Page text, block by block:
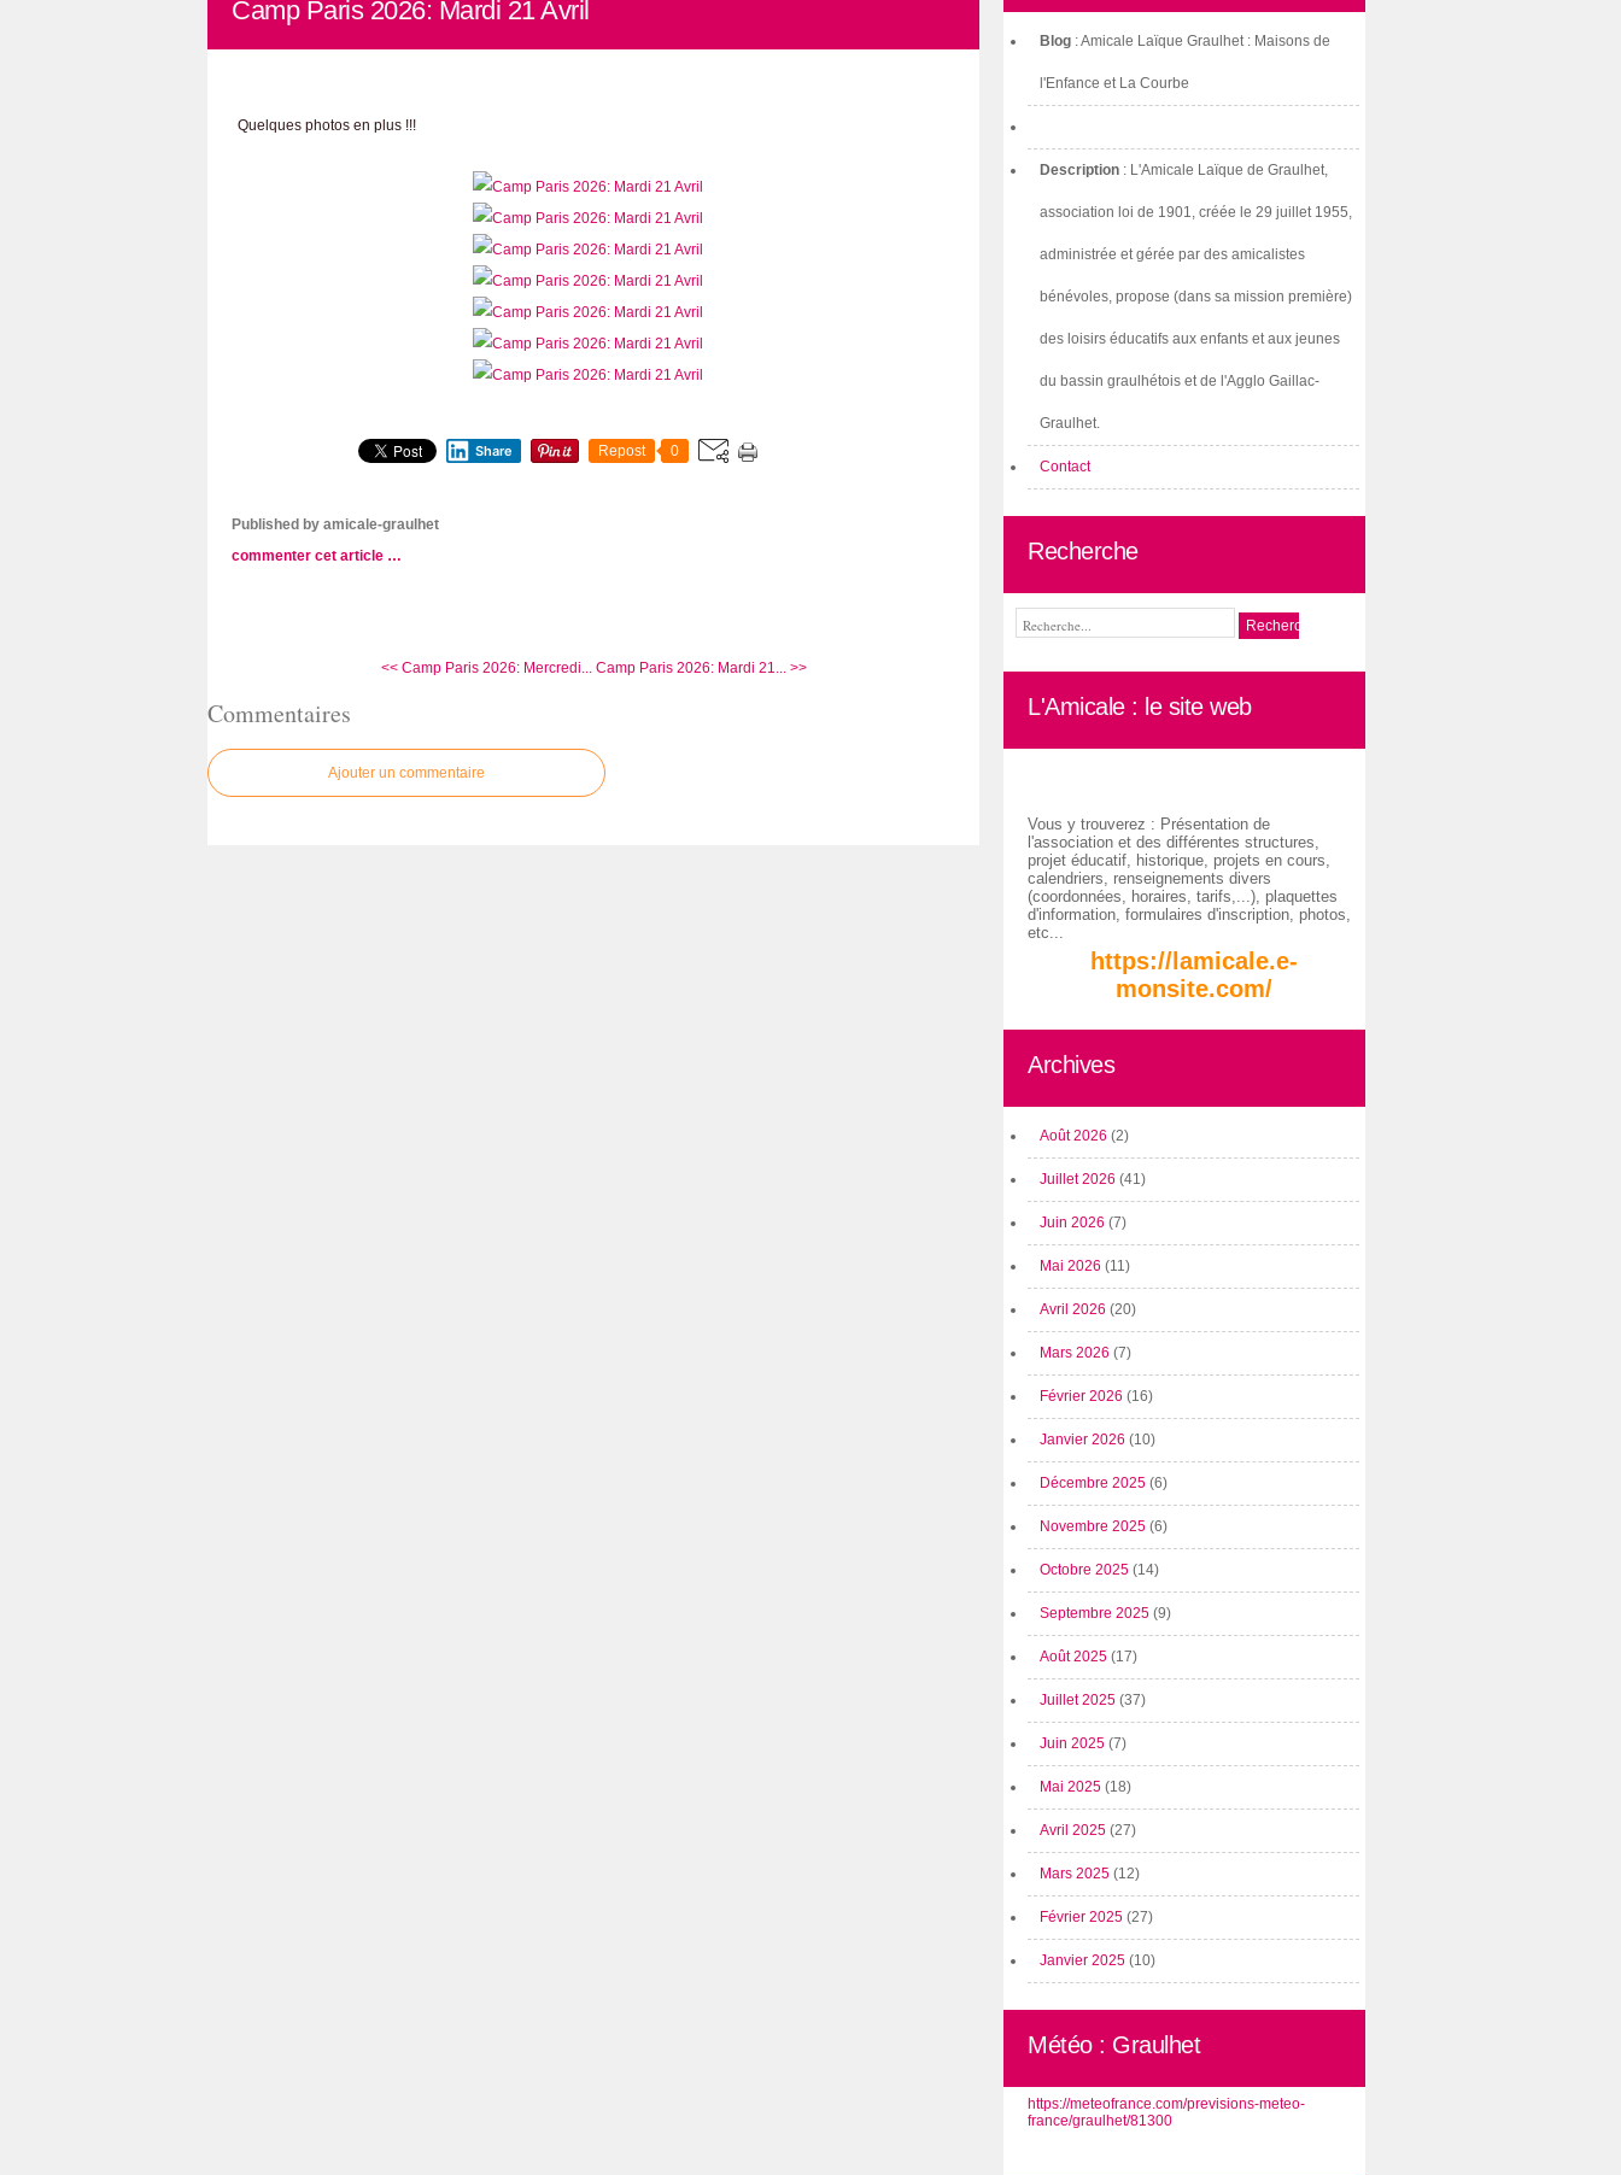
Camp Paris 2026: Mardi 21 Avril
Quelques photos en plus !!!
Share Repost 0
Published by amicale-graulhet
commenter cet article …
<< Camp Paris 2026: Mercredi... Camp Paris 2026: Mardi 21... >>
Commentaires
Ajouter un commentaire
Blog : Amicale Laïque Graulhet : Maisons de
l'Enfance et La Courbe
Description : L'Amicale Laïque de Graulhet,
association loi de 1901, créée le 29 juillet 1955,
administrée et gérée par des amicalistes
bénévoles, propose (dans sa mission première)
des loisirs éducatifs aux enfants et aux jeunes
du bassin graulhétois et de l'Agglo Gaillac-
Graulhet.
Contact
Recherche
L'Amicale : le site web
Vous y trouverez : Présentation de
l'association et des différentes structures,
projet éducatif, historique, projets en cours,
calendriers, renseignements divers
(coordonnées, horaires, tarifs,...), plaquettes
d'information, formulaires d'inscription, photos,
etc...
https://lamicale.e-
monsite.com/
Archives
Août 2026 (2)
Juillet 2026 (41)
Juin 2026 (7)
Mai 2026 (11)
Avril 2026 (20)
Mars 2026 (7)
Février 2026 (16)
Janvier 2026 (10)
Décembre 2025 (6)
Novembre 2025 (6)
Octobre 2025 (14)
Septembre 2025 (9)
Août 2025 (17)
Juillet 2025 (37)
Juin 2025 (7)
Mai 2025 (18)
Avril 2025 (27)
Mars 2025 (12)
Février 2025 (27)
Janvier 2025 (10)
Météo : Graulhet
https://meteofrance.com/previsions-meteo-
france/graulhet/81300